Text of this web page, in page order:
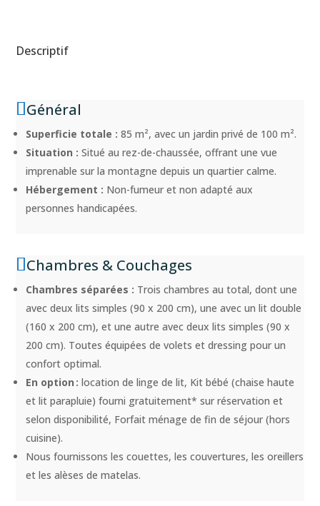
Descriptif
Général
Superficie totale : 85 m², avec un jardin privé de 100 m².
Situation : Situé au rez-de-chaussée, offrant une vue
imprenable sur la montagne depuis un quartier calme.
Hébergement : Non-fumeur et non adapté aux
personnes handicapées.
Chambres & Couchages
Chambres séparées : Trois chambres au total, dont une
avec deux lits simples (90 x 200 cm), une avec un lit double
(160 x 200 cm), et une autre avec deux lits simples (90 x
200 cm). Toutes équipées de volets et dressing pour un
confort optimal.
En option : location de linge de lit, Kit bébé (chaise haute
et lit parapluie) fourni gratuitement* sur réservation et
selon disponibilité, Forfait ménage de fin de séjour (hors
cuisine).
Nous fournissons les couettes, les couvertures, les oreillers
et les alèses de matelas.